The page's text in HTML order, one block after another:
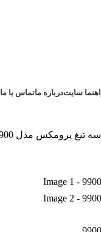
سایتدرباره ماتماس با ما
تیغ پرومکس مدل 9900